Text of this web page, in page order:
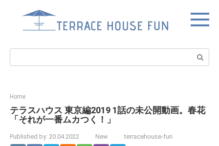
Search:
Home
テラスハウス 東京編2019 1話の未公開動画。春花
「それが一番ムカつく！」
Published by: 20.04.2022 New terracehouse-fun